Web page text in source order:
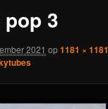
3
2021 op1181 × 1181